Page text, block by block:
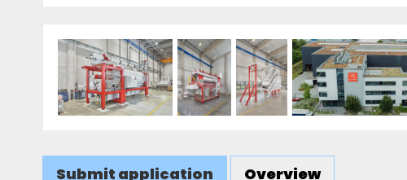
Submit application Overview